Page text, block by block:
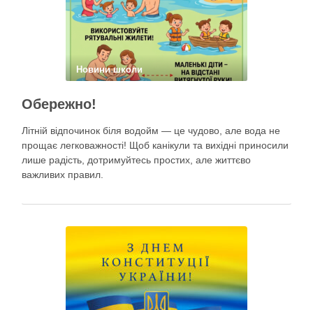
Новини школи
Обережно!
Літній відпочинок біля водойм — це чудово, але вода не
прощає легковажності! Щоб канікули та вихідні приносили
лише радість, дотримуйтесь простих, але життєво
важливих правил.